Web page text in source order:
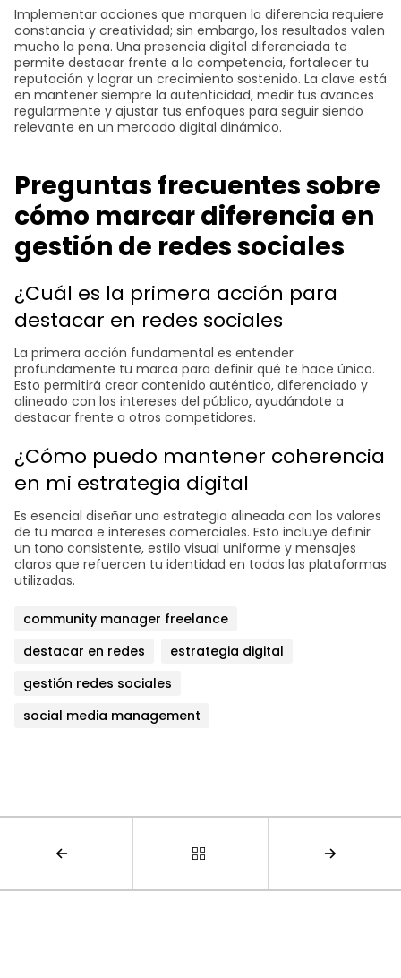
Implementar acciones que marquen la diferencia requiere
constancia y creatividad; sin embargo, los resultados valen
mucho la pena. Una presencia digital diferenciada te
permite destacar frente a la competencia, fortalecer tu
reputación y lograr un crecimiento sostenido. La clave está
en mantener siempre la autenticidad, medir tus avances
regularmente y ajustar tus enfoques para seguir siendo
relevante en un mercado digital dinámico.
Preguntas frecuentes sobre
cómo marcar diferencia en
gestión de redes sociales
¿Cuál es la primera acción para
destacar en redes sociales
La primera acción fundamental es entender
profundamente tu marca para definir qué te hace único.
Esto permitirá crear contenido auténtico, diferenciado y
alineado con los intereses del público, ayudándote a
destacar frente a otros competidores.
¿Cómo puedo mantener coherencia
en mi estrategia digital
Es esencial diseñar una estrategia alineada con los valores
de tu marca e intereses comerciales. Esto incluye definir
un tono consistente, estilo visual uniforme y mensajes
claros que refuercen tu identidad en todas las plataformas
utilizadas.
community manager freelance
destacar en redes
estrategia digital
gestión redes sociales
social media management